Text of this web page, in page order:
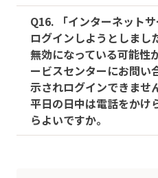
Q16. 「インターネット
ログインしようとしまし
無効になっている可能性
ービスセンターにお問い
示されログインできませ
平日の日中は電話をかけ
らよいですか。